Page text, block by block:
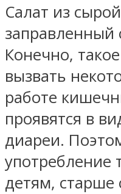
Салат из
заправленный
Конечно,
вызвать
работе
проявятся в
диареи.
употребление
детям, старше